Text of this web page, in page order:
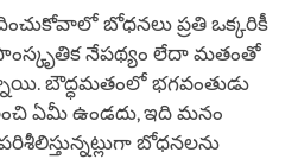
బోధనలు ప్రతి ఒక్కరికీ
నేపథ్యం లేదా మతంతో
బౌద్ధమతంలో భగవంతుడు
ఏమీ ఉండదు, ఇది మనం
బోధనలను